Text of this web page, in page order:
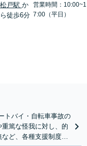
松戸駅 か
ら徒歩6分
営業時間：10:00~1
7:00（平日）
トバイ・自転車事故の
篤な怪我に対し、的
ど、各種支援制度の